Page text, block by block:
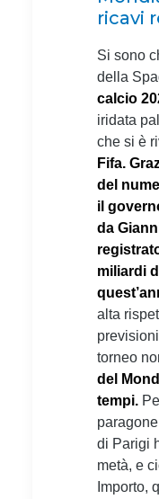
ricavi
Si sono
della
calcio
iridata
che si è
Fifa.
del
il
da
miliardi
alta
torneo
del
tempi.
di Parigi
metà, e
Importo,